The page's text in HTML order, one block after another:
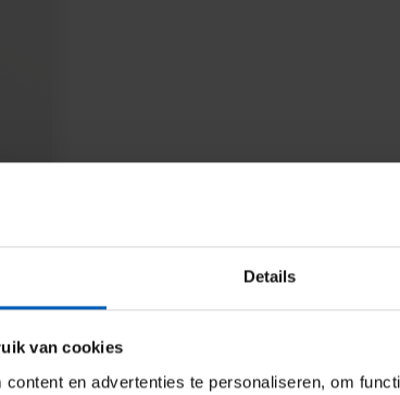
Details
van cookies
en advertenties te personaliseren, om